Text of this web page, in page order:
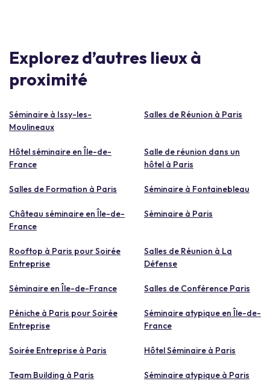
Explorez d’autres lieux à
proximité
Séminaire à Issy-les-
Moulineaux
Salles de Réunion à Paris
Hôtel séminaire en Île-de-
France
Salle de réunion dans un
hôtel à Paris
Salles de Formation à Paris Séminaire à Fontainebleau
Château séminaire en Île-de-
France
Séminaire à Paris
Rooftop à Paris pour Soirée
Entreprise
Salles de Réunion à La
Défense
Séminaire en Île-de-France Salles de Conférence Paris
Péniche à Paris pour Soirée
Entreprise
Séminaire atypique en Île-de-
France
Soirée Entreprise à Paris Hôtel Séminaire à Paris
Team Building à Paris Séminaire atypique à Paris